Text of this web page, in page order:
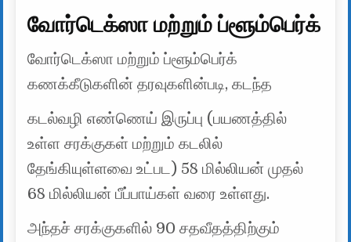
வோர்டெக்ஸா மற்றும் ப்ளூம்பெர்க்
வோர்டெக்ஸா மற்றும் ப்ளூம்பெர்க்
கணக்கீடுகளின் தரவுகளின்படி, கடந்த
கடல்வழி எண்ணெய் இருப்பு (பயணத்தில்
உள்ள சரக்குகள் மற்றும் கடலில்
தேங்கியுள்ளவை உட்பட) 58 மில்லியன் முதல்
68 மில்லியன் பீப்பாய்கள் வரை உள்ளது.
அந்தச் சரக்குகளில் 90 சதவீதத்திற்கும்